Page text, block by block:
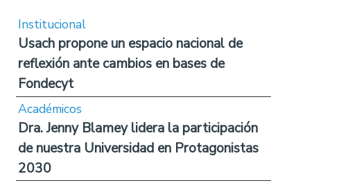
Institucional
Usach propone un espacio nacional de
reflexión ante cambios en bases de
Fondecyt
Académicos
Dra. Jenny Blamey lidera la participación
de nuestra Universidad en Protagonistas
2030